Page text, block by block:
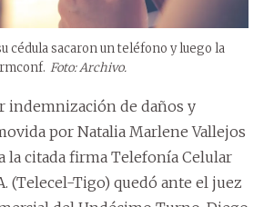
cédula sacaron un teléfono y luego la
Foto: Archivo.
indemnización de daños y
por Natalia Marlene Vallejos
la citada firma Telefonía Celular
(Telecel-Tigo) quedó ante el juez